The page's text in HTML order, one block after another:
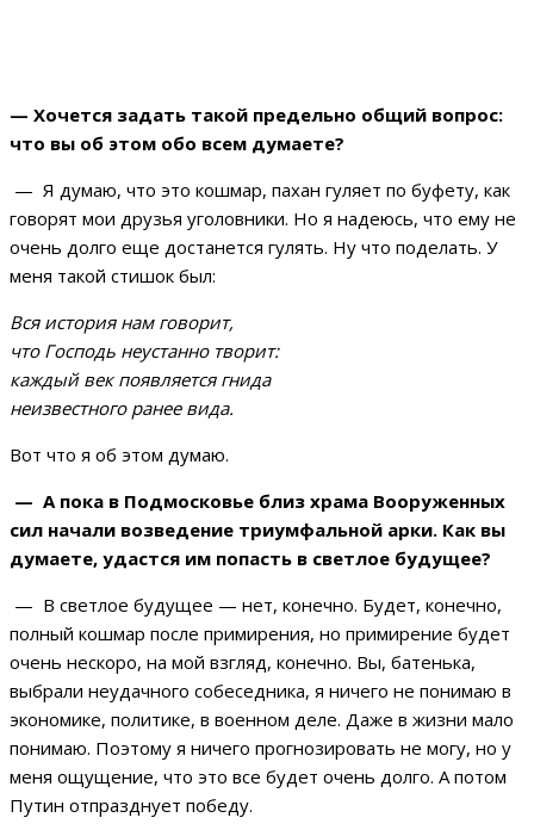
— Хочется задать такой предельно общий вопрос:
что вы об этом обо всем думаете?
— Я думаю, что это кошмар, пахан гуляет по буфету, как
говорят мои друзья уголовники. Но я надеюсь, что ему не
очень долго еще достанется гулять. Ну что поделать. У
меня такой стишок был:
Вся история нам говорит,
что Господь неустанно творит:
каждый век появляется гнида
неизвестного ранее вида.
Вот что я об этом думаю.
— А пока в Подмосковье близ храма Вооруженных
сил начали возведение триумфальной арки. Как вы
думаете, удастся им попасть в светлое будущее?
— В светлое будущее — нет, конечно. Будет, конечно,
полный кошмар после примирения, но примирение будет
очень нескоро, на мой взгляд, конечно. Вы, батенька,
выбрали неудачного собеседника, я ничего не понимаю в
экономике, политике, в военном деле. Даже в жизни мало
понимаю. Поэтому я ничего прогнозировать не могу, но у
меня ощущение, что это все будет очень долго. А потом
Путин отпразднует победу.